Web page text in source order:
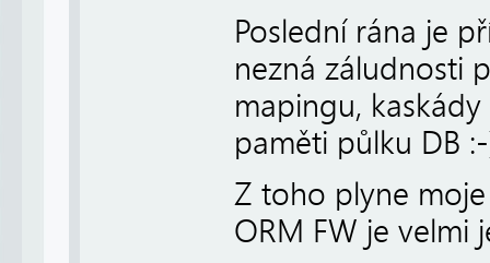
Poslední rána je
nezná záludnosti
mapingu,
paměti půlku DB
Z toho plyne
ORM FW je velmi